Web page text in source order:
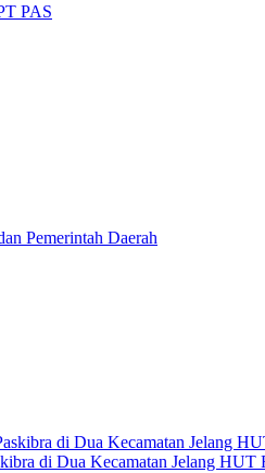
PAS
Pemerintah Daerah
di Dua Kecamatan Jelang HUT